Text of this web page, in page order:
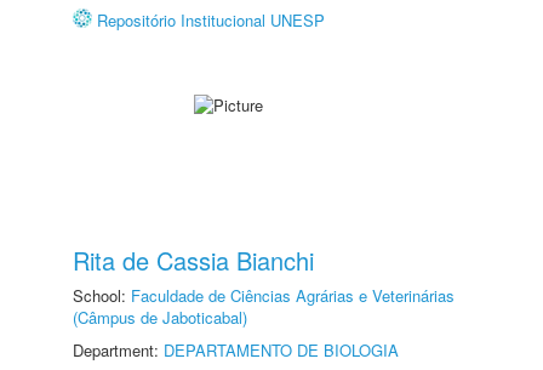
Repositório Institucional UNESP
Rita de Cassia Bianchi
School: Faculdade de Ciências Agrárias e Veterinárias
(Câmpus de Jaboticabal)
Department: DEPARTAMENTO DE BIOLOGIA